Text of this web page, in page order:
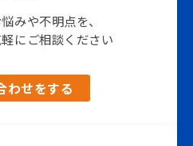
みや不明点を、
にご相談ください
わせをする